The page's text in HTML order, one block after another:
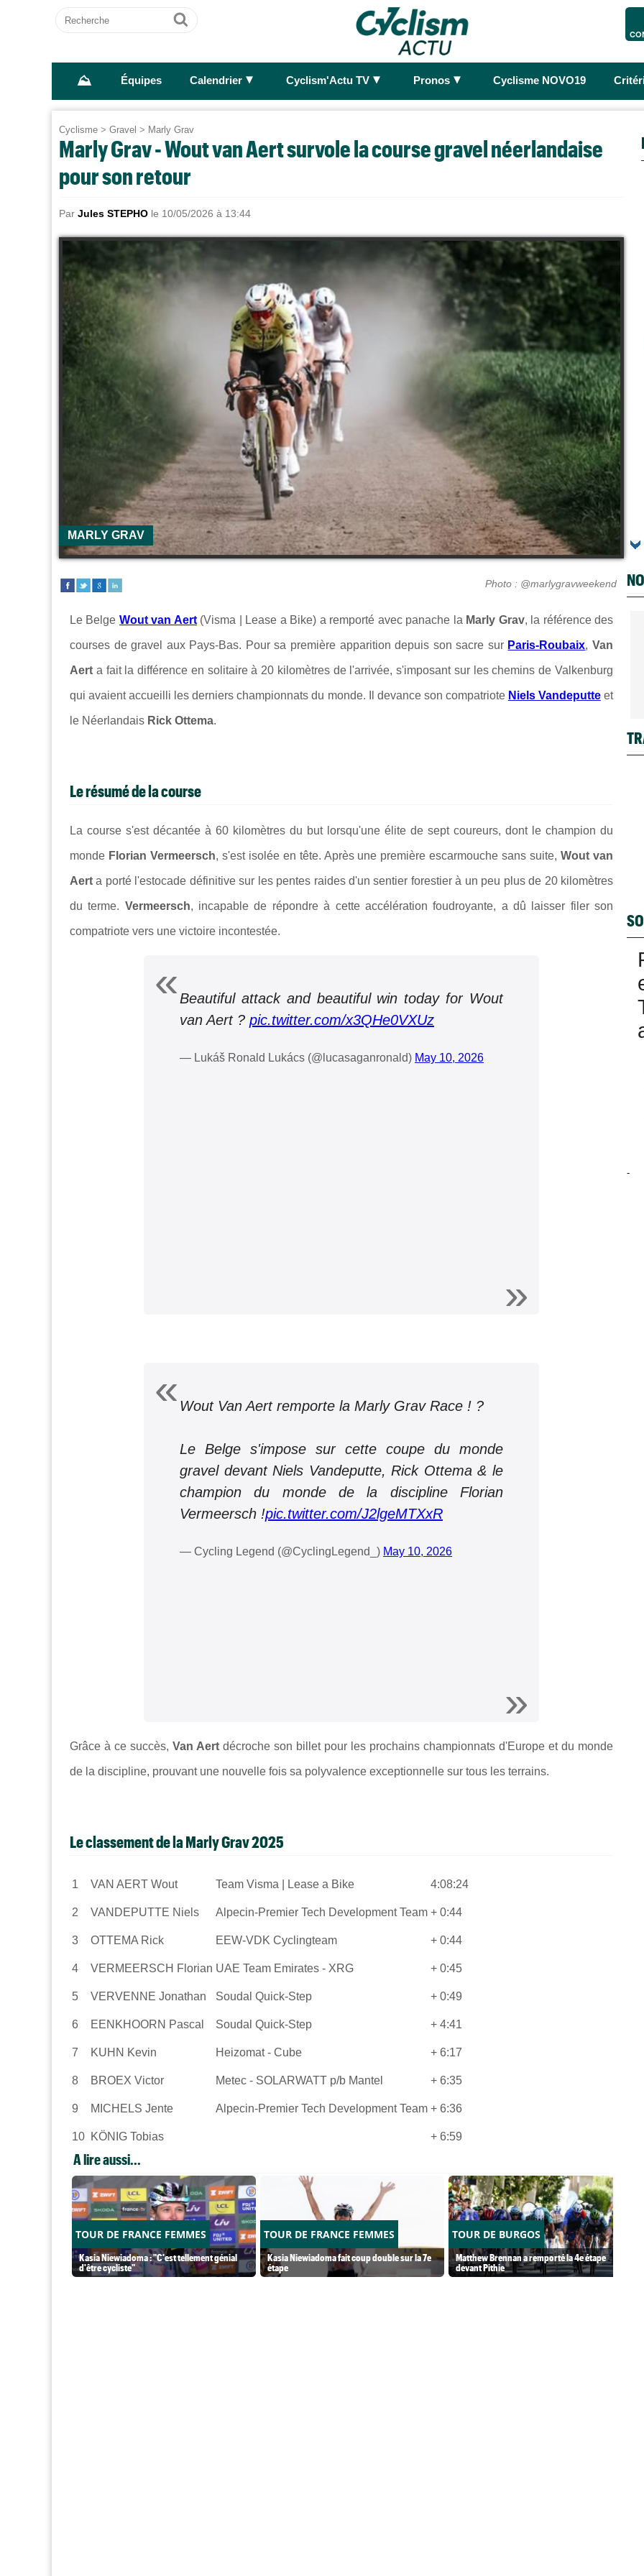
Recherche
Ok
⛰ Équipes Calendrier ► Cyclism'Actu TV ► Pronos ► Cyclisme NOVO19
Cyclisme > Gravel > Marly Grav
Marly Grav - Wout van Aert survole la course gravel néerlandaise
pour son retour
Par Jules STEPHO le 10/05/2026 à 13:44
MARLY GRAV
Photo : @marlygravweekend
Le Belge Wout van Aert(Visma | Lease a Bike) a remporté avec panache la Marly Grav, la référence des
courses de gravel aux Pays-Bas. Pour sa première apparition depuis son sacre sur Paris-Roubaix,Van
Aert a fait la différence en solitaire à 20 kilomètres de l'arrivée, s'imposant sur les chemins de Valkenburg
qui avaient accueilli les derniers championnats du monde. Il devance son compatriote Niels Vandeputteet
le Néerlandais Rick Ottema.
Le résumé de la course
La course s'est décantée à 60 kilomètres du but lorsqu'une élite de sept coureurs, dont le champion du
monde Florian Vermeersch, s'est isolée en tête. Après une première escarmouche sans suite,Wout van
Aert a porté l'estocade définitive sur les pentes raides d'un sentier forestier à un peu plus de 20 kilomètres
du terme. Vermeersch, incapable de répondre à cette accélération foudroyante, a dû laisser filer son
compatriote vers une victoire incontestée.
Beautiful attack and beautiful win today for Wout
van Aert ? pic.twitter.com/x3QHe0VXUz
— Lukáš Ronald Lukács (@lucasaganronald) May 10, 2026
Wout Van Aert remporte la Marly Grav Race ! ?
Le Belge s'impose sur cette coupe du monde
gravel devant Niels Vandeputte, Rick Ottema & le
champion du monde de la discipline Florian
Vermeersch !pic.twitter.com/J2lgeMTXxR
— Cycling Legend (@CyclingLegend_) May 10, 2026
Grâce à ce succès, Van Aert décroche son billet pour les prochains championnats d'Europe et du monde
de la discipline, prouvant une nouvelle fois sa polyvalence exceptionnelle sur tous les terrains.
Le classement de la Marly Grav 2025
1 VAN AERT Wout Team Visma | Lease a Bike 4:08:24
2 VANDEPUTTE Niels Alpecin-Premier Tech Development Team + 0:44
3 OTTEMA Rick EEW-VDK Cyclingteam + 0:44
4 VERMEERSCH Florian UAE Team Emirates - XRG + 0:45
5 VERVENNE Jonathan Soudal Quick-Step + 0:49
6 EENKHOORN Pascal Soudal Quick-Step + 4:41
7 KUHN Kevin Heizomat - Cube + 6:17
8 BROEX Victor Metec - SOLARWATT p/b Mantel + 6:35
9 MICHELS Jente Alpecin-Premier Tech Development Team + 6:36
10 KÖNIG Tobias + 6:59
A lire aussi...
TOUR DE FRANCE FEMMES
Kasia Niewiadoma : "C'est tellement génial
d'être cycliste"
TOUR DE FRANCE FEMMES
Kasia Niewiadoma fait coup double sur la 7e
étape
TOUR DE BURGOS
Matthew Brennan a remporté la 4e étape
devant Pithie
-